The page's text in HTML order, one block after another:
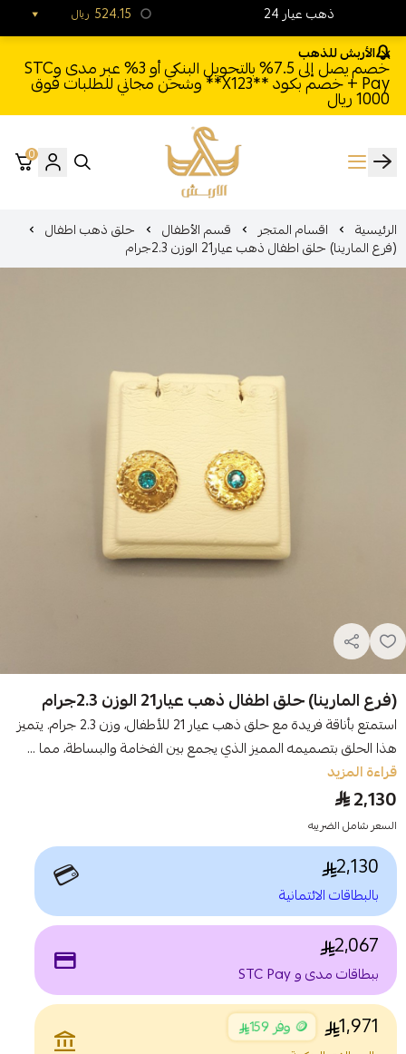
الأربش للذهب
خصم يصل إلى 7.5% بالتحويل البنكي أو 3% عبر مدى وSTC
Pay + خصم بكود **X123** وشحن مجاني للطلبات فوق
1000 ريال
الأربش للذهب
0
الرئيسية اقسام المتجر قسم الأطفال حلق ذهب اطفال
(فرع المارينا) حلق اطفال ذهب عيار21 الوزن 2.3جرام
(فرع المارينا) حلق اطفال ذهب عيار21 الوزن 2.3جرام
استمتع بأناقة فريدة مع حلق ذهب عيار 21 للأطفال، وزن 2.3 جرام. يتميز
هذا الحلق بتصميمه المميز الذي يجمع بين الفخامة والبساطة، مما ...
قراءة المزيد
2,130
السعر شامل الضريبه
2,130
بالبطاقات الائتمانية 💳
2,067
ببطاقات مدى و STC Pay payment
1,971 🪙 وفر 159 account_balance
24 ذهب عيار ريال 524.15